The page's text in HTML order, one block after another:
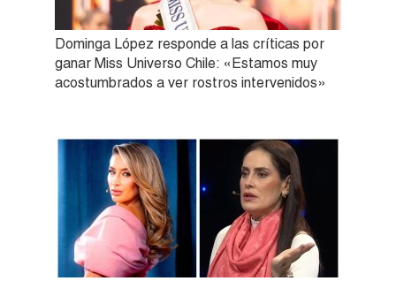
Dominga López responde a las críticas por
ganar Miss Universo Chile: «Estamos muy
acostumbrados a ver rostros intervenidos»